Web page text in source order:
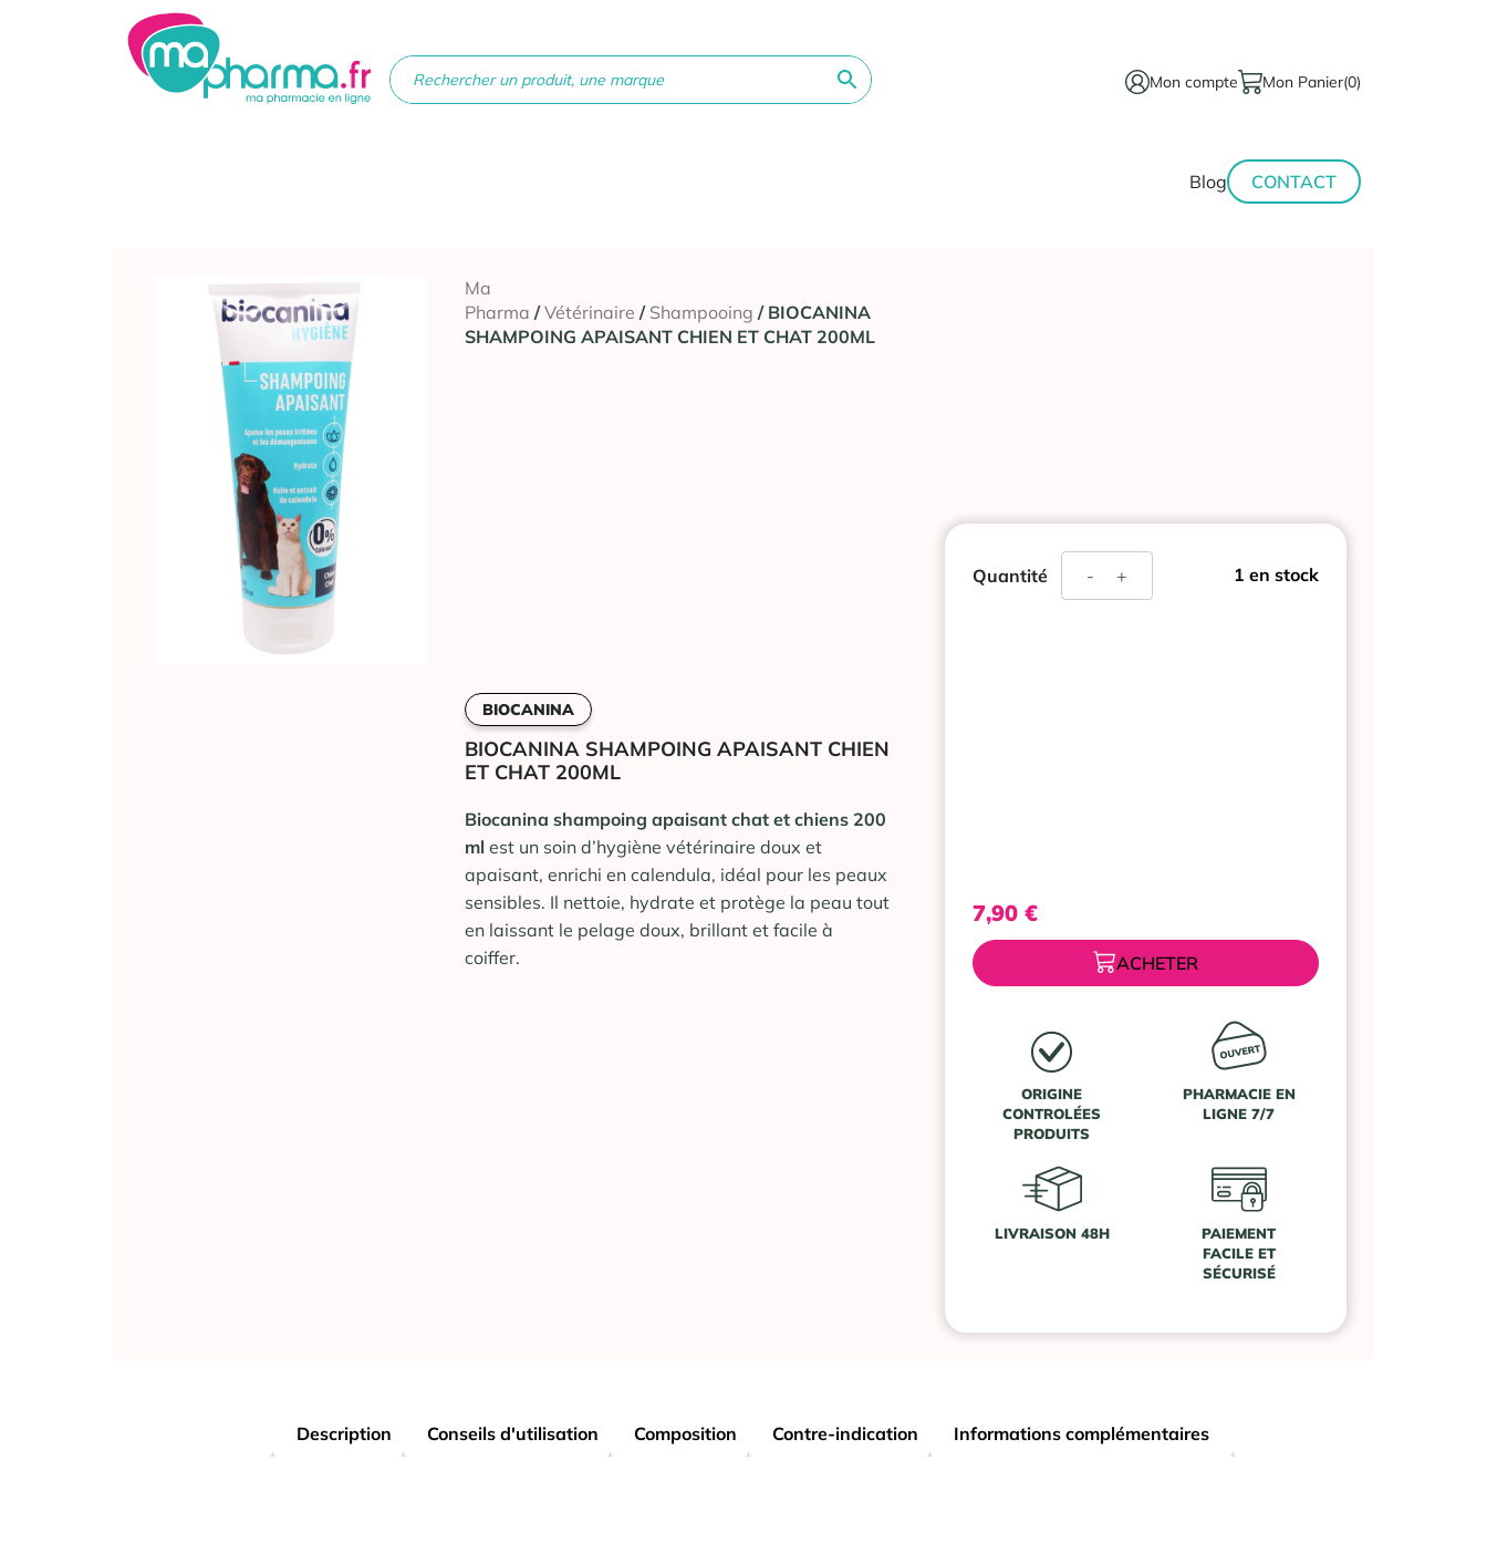
Mon compte Mon Panier(0)
Blog CONTACT
Ma
Pharma /Vétérinaire / Shampooing / BIOCANINA
SHAMPOING APAISANT CHIEN ET CHAT 200ML
BIOCANINA
BIOCANINA SHAMPOING APAISANT CHIEN
ET CHAT 200ML
Biocanina shampoing apaisant chat et chiens 200
ml est un soin d’hygiène vétérinaire doux et
apaisant, enrichi en calendula, idéal pour les peaux
sensibles. Il nettoie, hydrate et protège la peau tout
en laissant le pelage doux, brillant et facile à
coiffer.
1 en stock
Quantité +
de
-
7,90 €
ACHETER
ORIGINE
CONTROLÉES
PRODUITS
PHARMACIE EN
LIGNE 7/7
LIVRAISON 48H
PAIEMENT
FACILE ET
SÉCURISÉ
Description Conseils d'utilisation Composition Contre-indication Informations complémentaires